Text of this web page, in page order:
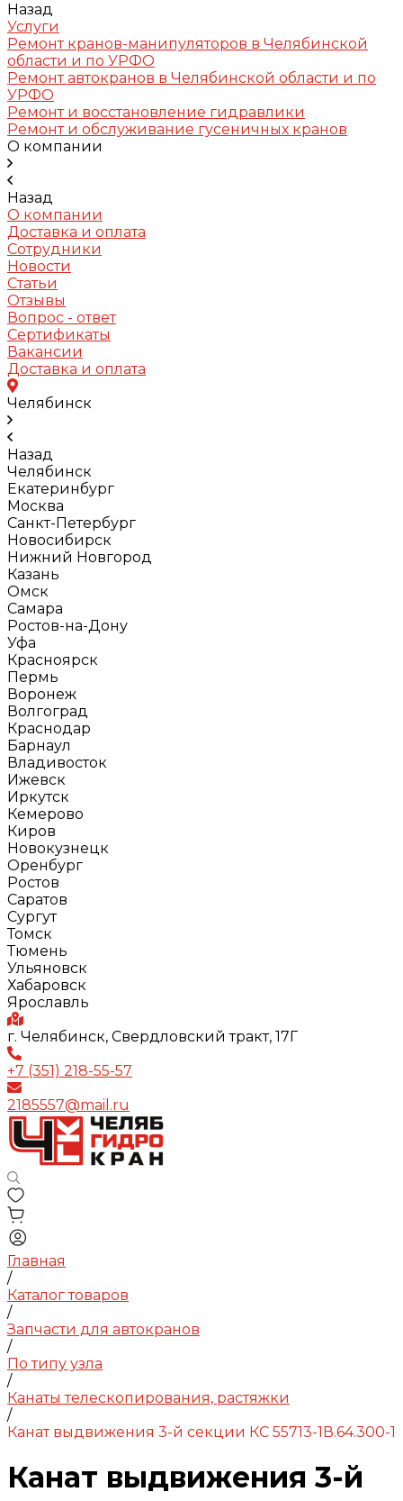
Назад
Услуги
Ремонт кранов-манипуляторов в Челябинской
области и по УРФО
Ремонт автокранов в Челябинской области и по
УРФО
Ремонт и восстановление гидравлики
Ремонт и обслуживание гусеничных кранов
О компании
Назад
О компании
Доставка и оплата
Сотрудники
Новости
Статьи
Отзывы
Вопрос - ответ
Сертификаты
Вакансии
Доставка и оплата
Челябинск
Назад
Челябинск
Екатеринбург
Москва
Санкт-Петербург
Новосибирск
Нижний Новгород
Казань
Омск
Самара
Ростов-на-Дону
Уфа
Красноярск
Пермь
Воронеж
Волгоград
Краснодар
Барнаул
Владивосток
Ижевск
Иркутск
Кемерово
Киров
Новокузнецк
Оренбург
Ростов
Саратов
Сургут
Томск
Тюмень
Ульяновск
Хабаровск
Ярославль
г. Челябинск, Свердловский тракт, 17Г
+7 (351) 218-55-57
2185557@mail.ru
Главная
/
Каталог товаров
/
Запчасти для автокранов
/
По типу узла
/
Канаты телескопирования, растяжки
/
Канат выдвижения 3-й секции КС 55713-1В.64.300-1
Канат выдвижения 3-й